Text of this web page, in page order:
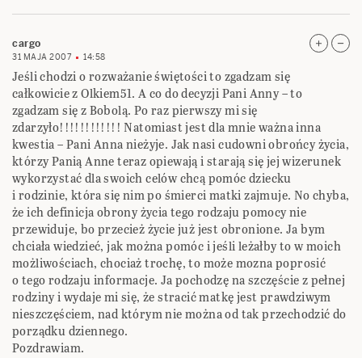
cargo
31 MAJA 2007 14:58
Jeśli chodzi o rozważanie świętości to zgadzam się
całkowicie z Olkiem51. A co do decyzji Pani Anny – to
zgadzam się z Bobolą. Po raz pierwszy mi się
zdarzyło!!!!!!!!!!!! Natomiast jest dla mnie ważna inna
kwestia – Pani Anna nieżyje. Jak nasi cudowni obrońcy życia,
którzy Panią Anne teraz opiewają i starają się jej wizerunek
wykorzystać dla swoich celów chcą pomóc dziecku
i rodzinie, która się nim po śmierci matki zajmuje. No chyba,
że ich definicja obrony życia tego rodzaju pomocy nie
przewiduje, bo przecież życie już jest obronione. Ja bym
chciała wiedzieć, jak można pomóc i jeśli leżałby to w moich
możliwościach, chociaż trochę, to może mozna poprosić
o tego rodzaju informacje. Ja pochodzę na szczęście z pełnej
rodziny i wydaje mi się, że stracić matkę jest prawdziwym
nieszczęściem, nad którym nie można od tak przechodzić do
porządku dziennego.
Pozdrawiam.